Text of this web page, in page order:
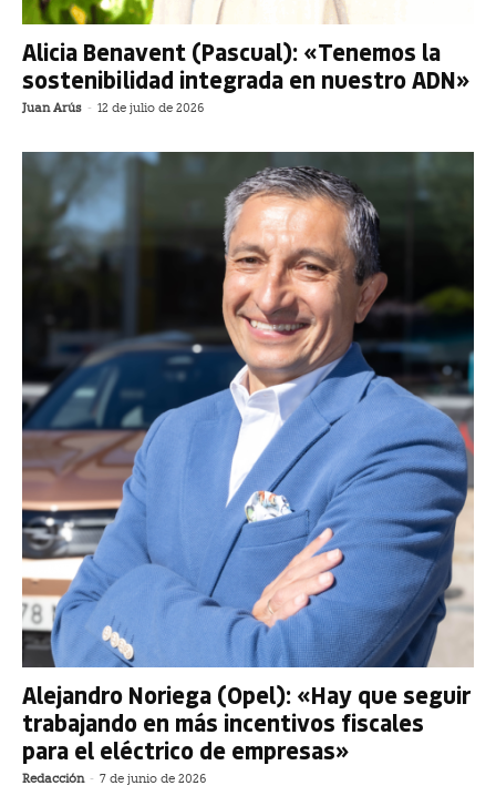
Alicia Benavent (Pascual): «Tenemos la
sostenibilidad integrada en nuestro ADN»
Juan Arús - 12 de julio de 2026
Alejandro Noriega (Opel): «Hay que seguir
trabajando en más incentivos fiscales
para el eléctrico de empresas»
Redacción - 7 de junio de 2026